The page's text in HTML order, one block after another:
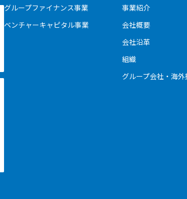
グループファイナンス事業
ベンチャーキャピタル事業
事業紹介
会社概要
会社沿革
組織
グループ会社・海